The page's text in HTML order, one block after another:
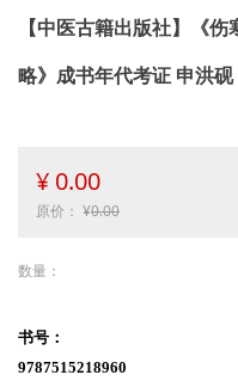
【中医古籍出版社】《
略》成书年代考证 申洪砚
书号：
9787515218960
¥ 0.00
原价： ¥0.00
数量：